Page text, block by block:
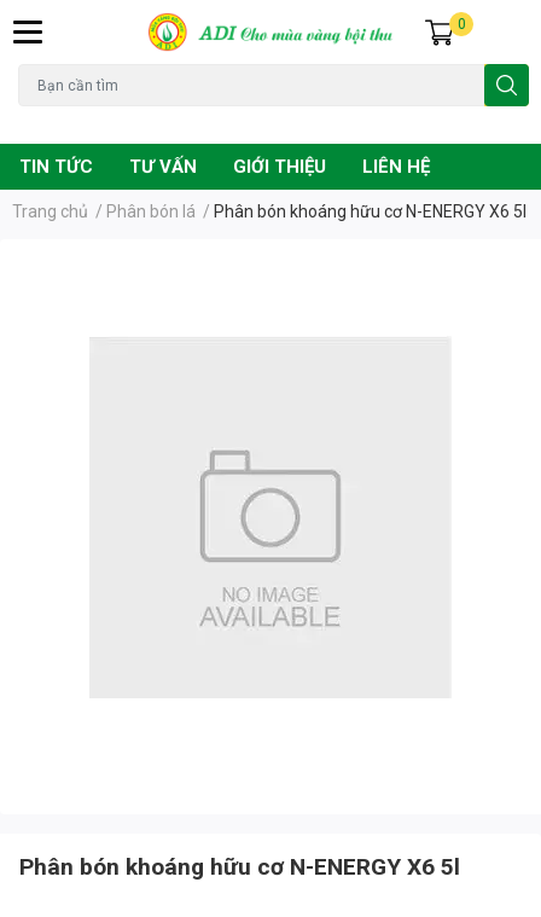
0
TIN TỨC TƯ VẤN GIỚI THIỆU LIÊN HỆ
Trang chủ / Phân bón lá / Phân bón khoáng hữu cơ N-ENERGY X6 5l
Phân bón khoáng hữu cơ N-ENERGY X6 5l